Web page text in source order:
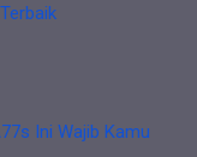
Ini Wajib Kamu